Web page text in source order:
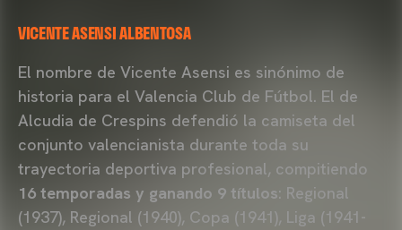
VICENTE ASENSI ALBENTOSA
El nombre de Vicente Asensi es sinónimo de
historia para el Valencia Club de Fútbol. El de
Alcudia de Crespins defendió la camiseta del
conjunto valencianista durante toda su
trayectoria deportiva profesional, compitiendo
16 temporadas y ganando 9 títulos: Regional
(1937), Regional (1940), Copa (1941), Liga (1941-